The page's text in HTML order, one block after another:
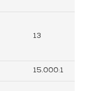
13
15.000:1